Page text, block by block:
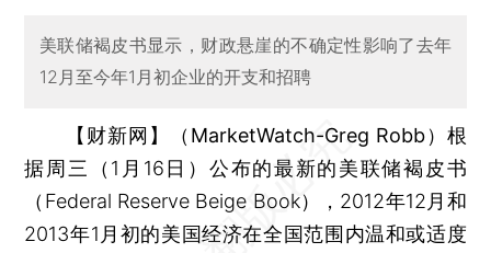
美联储褐皮书显示，财政悬崖的不确定性影响了去年
12月至今年1月初企业的开支和招聘
【财新网】（MarketWatch-Greg Robb） 根
据周三（1月16日）公布的最新的美联储褐皮书
（Federal Reserve Beige Book），2012年12月和
2013年1月初的美国经济在全国范围内温和或适度